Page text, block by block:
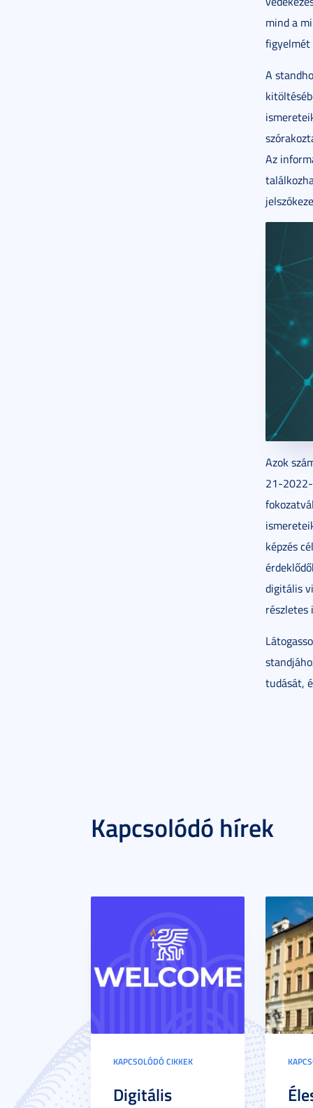
mind a
figyelmét
A
Az
Azok
21-
képzés
digitális
tudását,
Kapcsolódó hírek
KAPCSOLÓDÓ CIKKEK
Digitális